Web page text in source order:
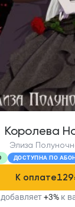
Королева
Элиза
ДОСТУПНА ПО
К оплате129
+3% к